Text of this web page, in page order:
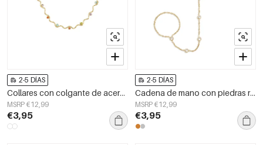
2-5 DÍAS
Collares con colgante de acero inoxidable de forma irregular, sencillos, de la serie Daily Simple, joyería para mujer.
MSRP €12,99
€3,95
2-5 DÍAS
Cadena de mano con piedras redondas
MSRP €12,99
€3,95